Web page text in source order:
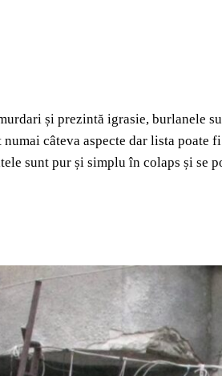
și prezintă igrasie, burlanele
numai câteva aspecte dar lista
sunt pur și simplu în colaps și se